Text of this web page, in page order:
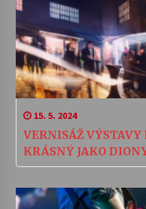
15. 5. 2024
VERNISÁŽ VÝSTAVY
KRÁSNÝ JAKO